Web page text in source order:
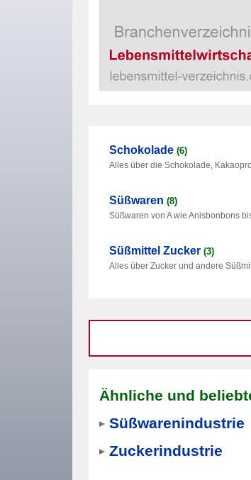
Schokolade (6)
Alles über die Schokolade,
Süßwaren (8)
Süßwaren von A wie Anisbonbons
Süßmittel Zucker (3)
Alles über Zucker und andere
Ähnliche und
Süßwarenindustrie
Zuckerindustrie